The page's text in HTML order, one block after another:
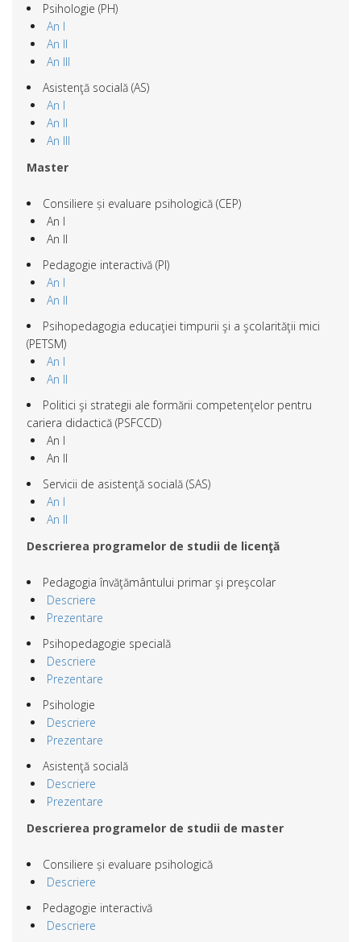
Psihologie (PH)
An I
An II
An III
Asistenţă socială (AS)
An I
An II
An III
Master
Consiliere și evaluare psihologică (CEP)
An I
An II
Pedagogie interactivă (PI)
An I
An II
Psihopedagogia educaţiei timpurii şi a şcolarităţii mici
(PETSM)
An I
An II
Politici şi strategii ale formării competenţelor pentru
cariera didactică (PSFCCD)
An I
An II
Servicii de asistenţă socială (SAS)
An I
An II
Descrierea programelor de studii de licenţă
Pedagogia învăţământului primar şi preşcolar
Descriere
Prezentare
Psihopedagogie specială
Descriere
Prezentare
Psihologie
Descriere
Prezentare
Asistenţă socială
Descriere
Prezentare
Descrierea programelor de studii de master
Consiliere și evaluare psihologică
Descriere
Pedagogie interactivă
Descriere